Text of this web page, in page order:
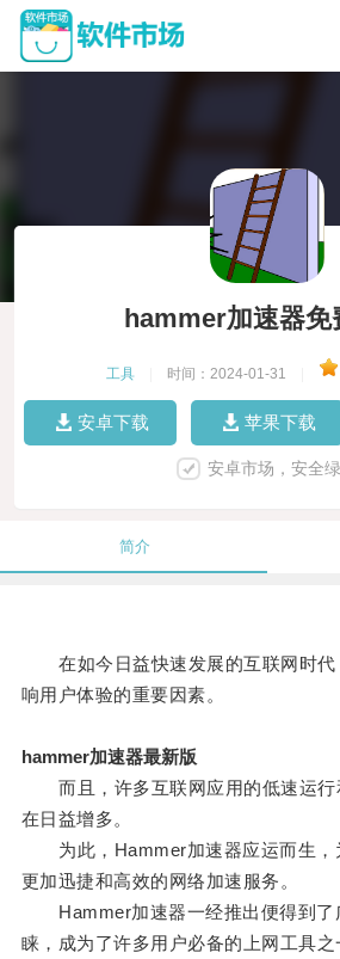
hammer加速器免
工具 时间：2024-01-31
安卓下载 苹果下载
安卓市场，安全
简介
在如今日益快速发展的互联网时代
响用户体验的重要因素。
hammer加速器最新版
而且，许多互联网应用的低速运行
在日益增多。
为此，Hammer加速器应运而生，
更加迅捷和高效的网络加速服务。
Hammer加速器一经推出便得到了
睐，成为了许多用户必备的上网工具之